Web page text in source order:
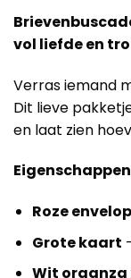
vol liefde en
Verras iemand
Dit lieve
en laat zien
Roze envelop
Grote kaart
Wit organza